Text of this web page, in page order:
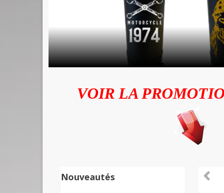
VOIR LA
Nouveautés